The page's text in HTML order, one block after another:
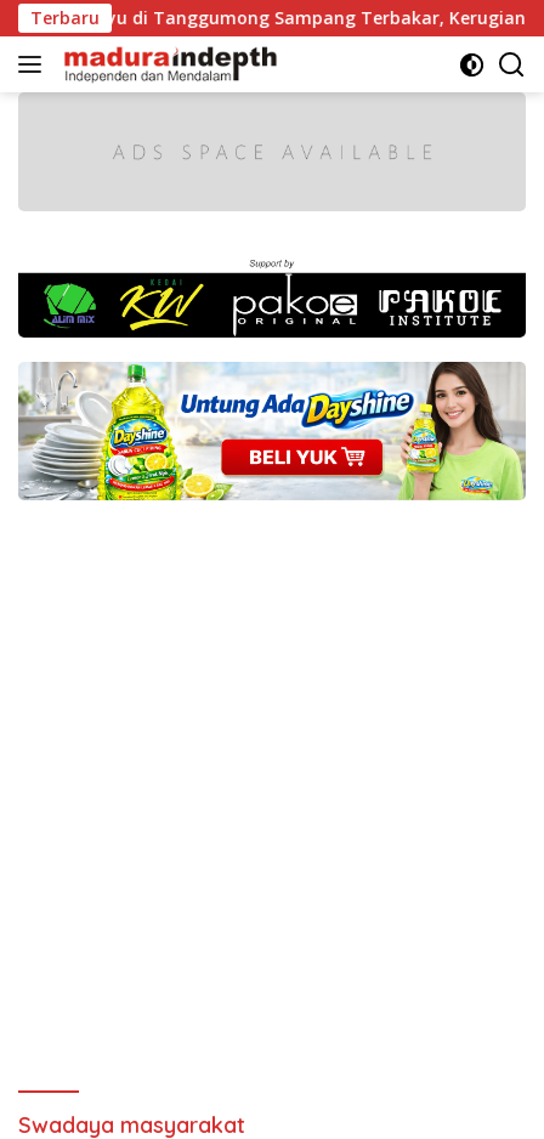
Langsung
ke
konten
Terbaru
Kayu di Tanggumong Sampang Terbakar, Kerugian Capai
Swadaya masyarakat